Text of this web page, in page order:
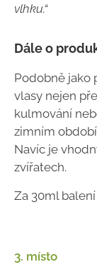
vlhku.“
Dále o
Podobně jako
vlasy nejen
kulmování
zimním
Navíc je
zvířatech.
Za 30ml
3. místo